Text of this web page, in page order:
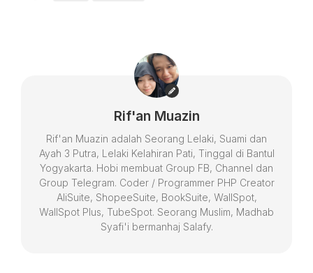
Rif'an Muazin
Rif'an Muazin adalah Seorang Lelaki, Suami dan
Ayah 3 Putra, Lelaki Kelahiran Pati, Tinggal di Bantul
Yogyakarta. Hobi membuat Group FB, Channel dan
Group Telegram. Coder / Programmer PHP Creator
AliSuite, ShopeeSuite, BookSuite, WallSpot,
WallSpot Plus, TubeSpot. Seorang Muslim, Madhab
Syafi'i bermanhaj Salafy.